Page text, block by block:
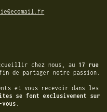
chez nous, au
17 rue
de partager notre passion.
et vous recevoir dans les
se font exclusivement sur
vous .